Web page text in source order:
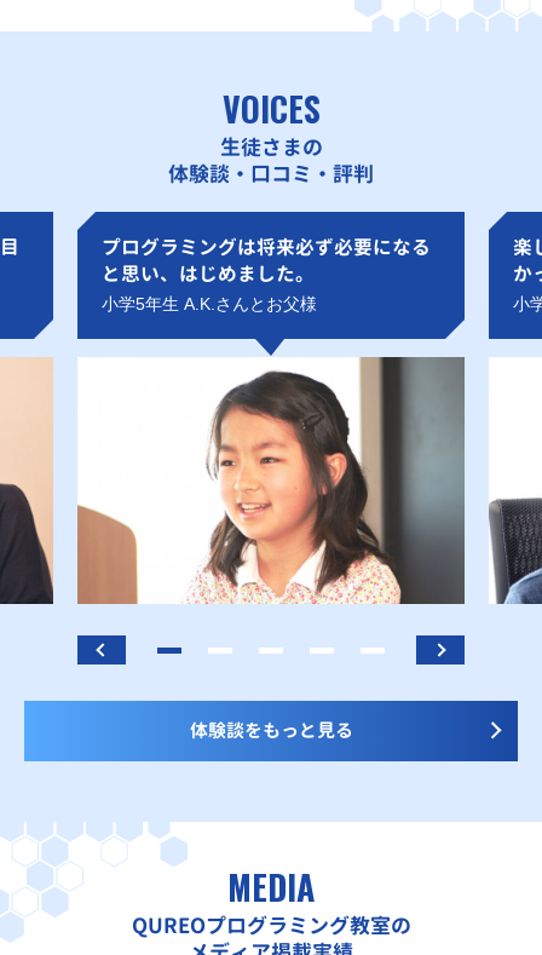
VOICES
生徒さまの
体験談・口コミ・評判
プログラミングは将来必ず必要になる
と思い、はじめました。
小学5年生 A.K.さんとお父様
楽
か
小
体験談をもっと見る
MEDIA
QUREOプログラミング教室の